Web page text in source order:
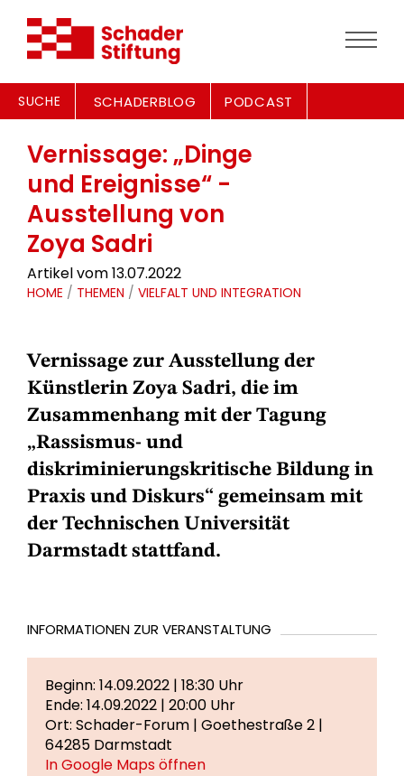
SUCHE SCHADERBLOG PODCAST
Vernissage: „Dinge
und Ereignisse“ -
Ausstellung von
Zoya Sadri
Artikel vom 13.07.2022
HOME / THEMEN / VIELFALT UND INTEGRATION
Vernissage zur Ausstellung der
Künstlerin Zoya Sadri, die im
Zusammenhang mit der Tagung
„Rassismus- und
diskriminierungskritische Bildung in
Praxis und Diskurs“ gemeinsam mit
der Technischen Universität
Darmstadt stattfand.
INFORMATIONEN ZUR VERANSTALTUNG
Beginn: 14.09.2022 | 18:30 Uhr
Ende: 14.09.2022 | 20:00 Uhr
Ort: Schader-Forum | Goethestraße 2 |
64285 Darmstadt
In Google Maps öffnen